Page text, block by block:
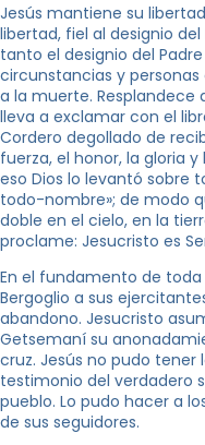
Jesús mantiene su
libertad, fiel al designio
tanto el designio del
circunstancias y
a la muerte. Resplandece
lleva a exclamar con el
Cordero degollado de
fuerza, el honor, la gloria y
eso Dios lo levantó sobre
todo-nombre»; de modo
doble en el cielo, en la
proclame: Jesucristo es
En el fundamento de
Bergoglio a sus
abandono. Jesucristo
Getsemaní su
cruz. Jesús no pudo
testimonio del verdadero
pueblo. Lo pudo hacer a
de sus seguidores.